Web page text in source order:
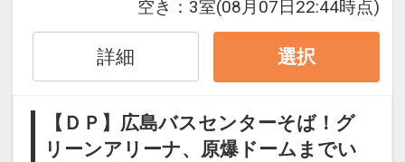
◇全室Ｗｉ-Ｆｉ＆有線ＬＡＮ完備！ 無
◇全室ＶＯＤ完備
空き： 3室(08月07日22:44時点)
詳細 選択
【ＤＰ】広島バスセンターそば！グ
リーンアリーナ、原爆ドームまでい